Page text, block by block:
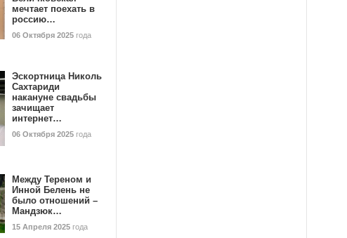
мечтает поехать в
россию…
06 Октября 2025 года
Эскортница Николь
Сахтариди
накануне свадьбы
зачищает
интернет…
06 Октября 2025 года
Между Тереном и
Инной Белень не
было отношений –
Мандзюк…
15 Апреля 2025 года